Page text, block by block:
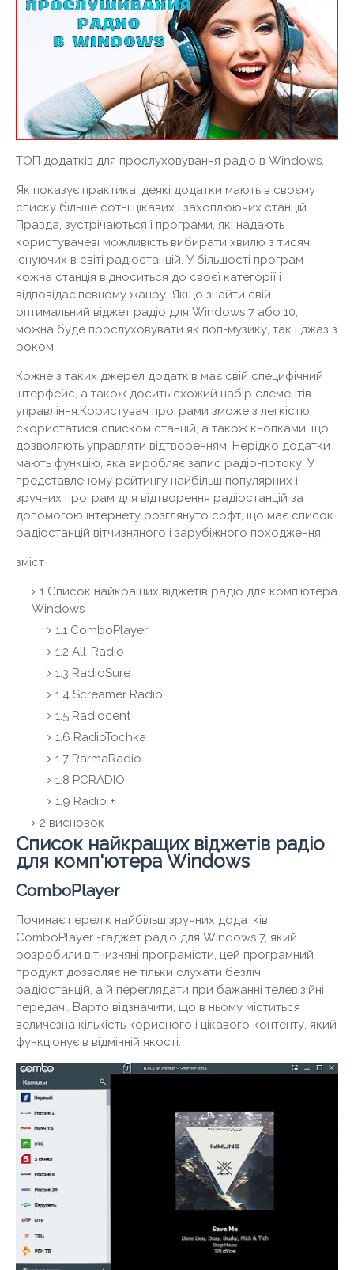
ТОП додатків для прослуховування радіо в Windows.
Як показує практика, деякі додатки мають в своєму
списку більше сотні цікавих і захоплюючих станцій.
Правда, зустрічаються і програми, які надають
користувачеві можливість вибирати хвилю з тисячі
існуючих в світі радіостанцій. У більшості програм
кожна станція відноситься до своєї категорії і
відповідає певному жанру. Якщо знайти свій
оптимальний віджет радіо для Windows 7 або 10,
можна буде прослуховувати як поп-музику, так і джаз з
роком.
Кожне з таких джерел додатків має свій специфічний
інтерфейс, а також досить схожий набір елементів
управління.Користувач програми зможе з легкістю
скористатися списком станцій, а також кнопками, що
дозволяють управляти відтворенням. Нерідко додатки
мають функцію, яка виробляє запис радіо-потоку. У
представленому рейтингу найбільш популярних і
зручних програм для відтворення радіостанцій за
допомогою інтернету розглянуто софт, що має список
радіостанцій вітчизняного і зарубіжного походження.
зміст
1 Список найкращих віджетів радіо для комп'ютера
Windows
1.1 ComboPlayer
1.2 All-Radio
1.3 RadioSure
1.4 Screamer Radio
1.5 Radiocent
1.6 RadioTochka
1.7 RarmaRadio
1.8 PCRADIO
1.9 Radio +
2 висновок
Список найкращих віджетів радіо
для комп'ютера Windows
ComboPlayer
Починає перелік найбільш зручних додатків
ComboPlayer -гаджет радіо для Windows 7, який
розробили вітчизняні програмісти, цей програмний
продукт дозволяє не тільки слухати безліч
радіостанцій, а й переглядати при бажанні телевізійні
передачі. Варто відзначити, що в ньому міститься
величезна кількість корисного і цікавого контенту, який
функціонує в відмінній якості.